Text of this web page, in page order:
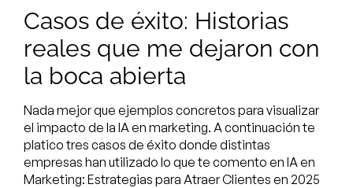
Casos de éxito: Historias
reales que me dejaron con
la boca abierta
Nada mejor que ejemplos concretos para visualizar
el impacto de la IA en marketing. A continuación te
platico tres casos de éxito donde distintas
empresas han utilizado lo que te comento en IA en
Marketing: Estrategias para Atraer Clientes en 2025